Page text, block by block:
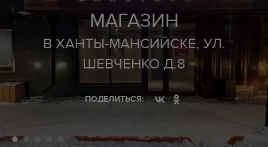
МАГАЗИН
В ХАНТЫ-МАНСИЙСКЕ, УЛ.
ШЕВЧЕНКО Д.8
ПОДЕЛИТЬСЯ: